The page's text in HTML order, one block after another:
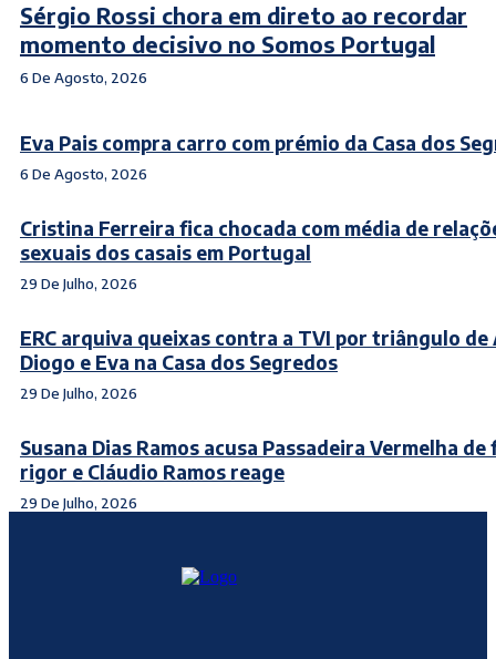
Sérgio Rossi chora em direto ao recordar
momento decisivo no Somos Portugal
6 De Agosto, 2026
Eva Pais compra carro com prémio da Casa dos
6 De Agosto, 2026
Cristina Ferreira fica chocada com média de
sexuais dos casais em Portugal
29 De Julho, 2026
ERC arquiva queixas contra a TVI por triângulo de
Diogo e Eva na Casa dos Segredos
29 De Julho, 2026
Susana Dias Ramos acusa Passadeira Vermelha
rigor e Cláudio Ramos reage
29 De Julho, 2026